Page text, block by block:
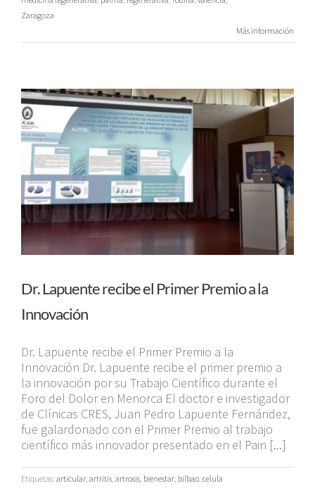
Zaragoza
Más información
Dr. Lapuente recibe el Primer Premio a la
Innovación
Dr. Lapuente recibe el Primer Premio a la
Innovación Dr. Lapuente recibe el primer premio a
la innovación por su Trabajo Científico durante el
Foro del Dolor en Menorca El doctor e investigador
de Clínicas CRES, Juan Pedro Lapuente Fernández,
fue galardonado con el Primer Premio al trabajo
científico más innovador presentado en el Pain [...]
Etiquetas: articular, artritis, artrosis, bienestar, bilbao, celula